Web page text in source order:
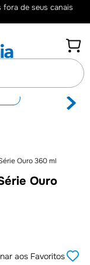
fora de seus canais
Ouro 360 ml
Ouro
aos Favoritos
5º Camiseta